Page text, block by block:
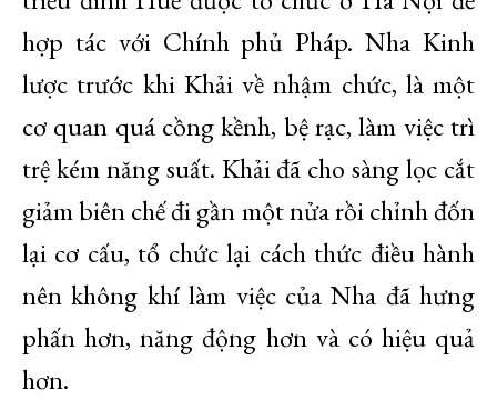
hợp tác với Chính phủ Pháp. Nha Kinh
lược trước khi Khải về nhậm chức, là một
cơ quan quá cồng kềnh, bệ rạc, làm việc trì
trệ kém năng suất. Khải đã cho sàng lọc cắt
giảm biên chế đi gần một nửa rồi chỉnh đốn
lại cơ cấu, tổ chức lại cách thức điều hành
nên không khí làm việc của Nha đã hưng
phấn hơn, năng động hơn và có hiệu quả
hơn.